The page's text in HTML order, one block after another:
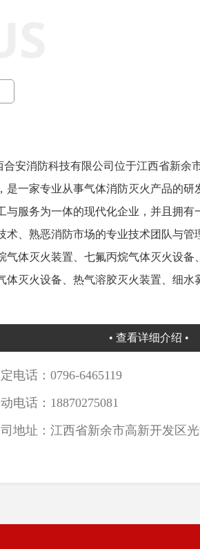
安消防科技有限公司位于江西省新余
是一家专业从事气体消防灭火产品的研
与服务为一体的现代化企业，并且拥有
术、熟恶消防市场的专业技术团队与管
气体灭火装置、七氟丙烷气体灭火设备
体灭火设备、热气溶胶灭火装置、细水
• 查看详细介绍 •
电话： 0796-6465119
电话： 18870275081
地址： 江西省新余市高新开发区